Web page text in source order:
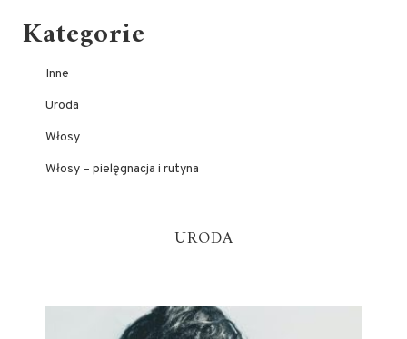
Kategorie
Inne
Uroda
Włosy
Włosy – pielęgnacja i rutyna
URODA